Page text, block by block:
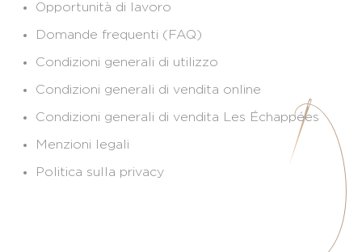
Opportunità di lavoro
Domande frequenti (FAQ)
Condizioni generali di utilizzo
Condizioni generali di vendita online
Condizioni generali di vendita Les Échappées
Menzioni legali
Politica sulla privacy